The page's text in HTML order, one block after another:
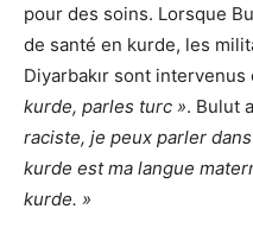
pour des soins. Lorsque
de santé en kurde, les
Diyarbakır sont intervenus
kurde, parles turc ». Bulut
raciste, je peux parler
kurde est ma langue
kurde. »